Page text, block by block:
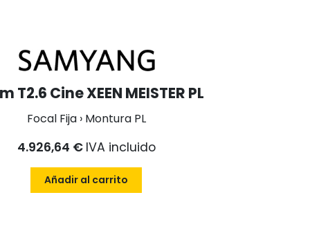
T2.6 Cine XEEN MEISTER PL
Focal Fija › Montura PL
4.926,64 € IVA incluido
Añadir al carrito